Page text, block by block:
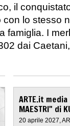
il
con lo stesso
famiglia. I
dai
ARTE.it
MAESTRI" di
20 aprile 2027,